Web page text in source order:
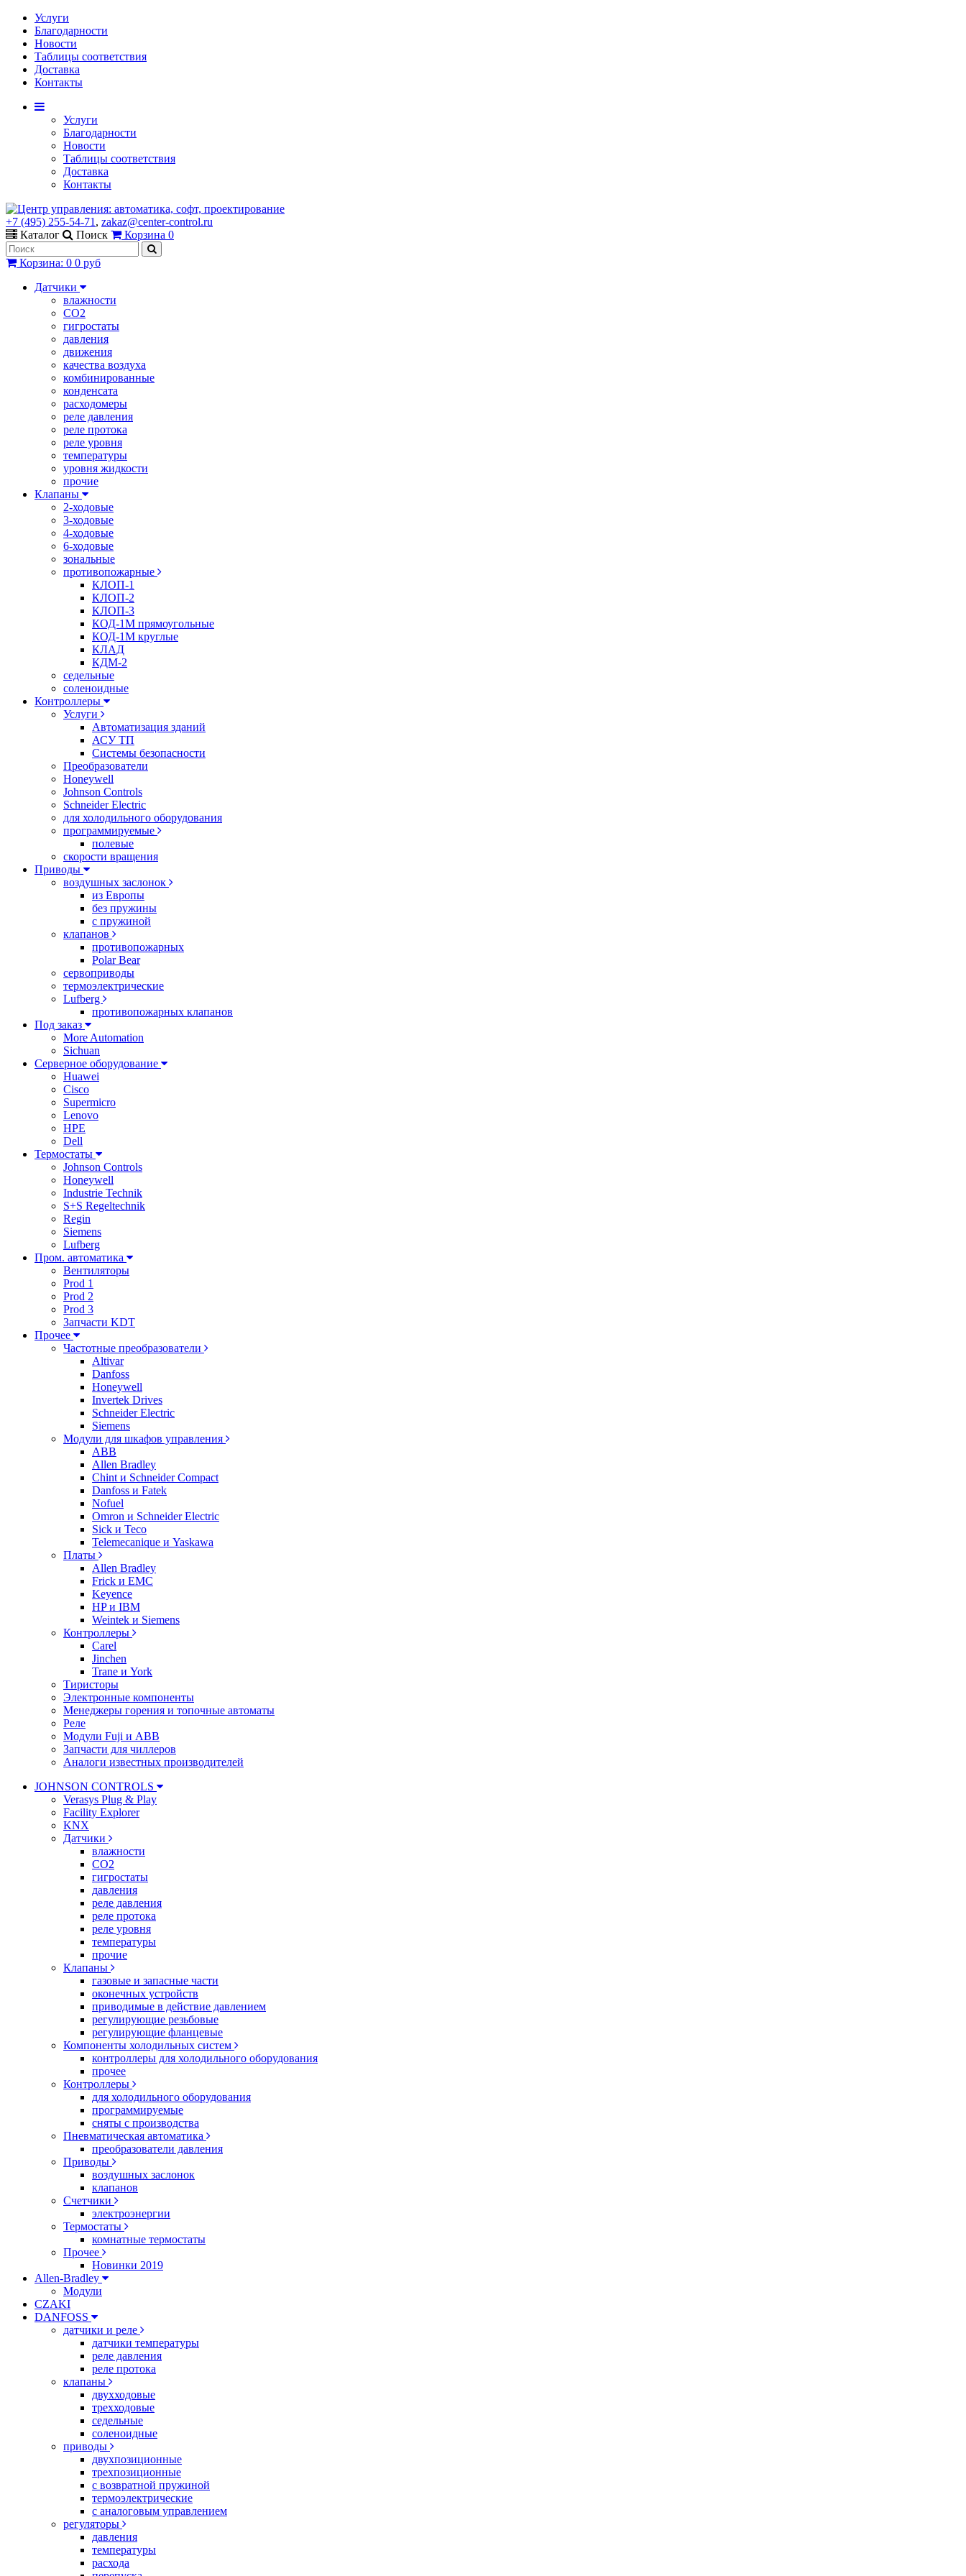
Услуги
Благодарности
Новости
Таблицы соответствия
Доставка
Контакты
Услуги
Благодарности
Новости
Таблицы соответствия
Доставка
Контакты
+7 (495) 255-54-71 , zakaz@center-control.ru
Каталог
Поиск Корзина 0
Корзина: 0 0 руб
Датчики
влажности
CO2
гигростаты
давления
движения
качества воздуха
комбинированные
конденсата
расходомеры
реле давления
реле протока
реле уровня
температуры
уровня жидкости
прочие
Клапаны
2-ходовые
3-ходовые
4-ходовые
6-ходовые
зональные
противопожарные
КЛОП-1
КЛОП-2
КЛОП-3
КОД-1М прямоугольные
КОД-1М круглые
КЛАД
КДМ-2
седельные
соленоидные
Контроллеры
Услуги
Автоматизация зданий
АСУ ТП
Системы безопасности
Преобразователи
Honeywell
Johnson Controls
Schneider Electric
для холодильного оборудования
программируемые
полевые
скорости вращения
Приводы
воздушных заслонок
из Европы
без пружины
с пружиной
клапанов
противопожарных
Polar Bear
сервоприводы
термоэлектрические
Lufberg
противопожарных клапанов
Под заказ
More Automation
Sichuan
Серверное оборудование
Huawei
Cisco
Supermicro
Lenovo
HPE
Dell
Термостаты
Johnson Controls
Honeywell
Industrie Technik
S+S Regeltechnik
Regin
Siemens
Lufberg
Пром. автоматика
Вентиляторы
Prod 1
Prod 2
Prod 3
Запчасти KDT
Прочее
Частотные преобразователи
Altivar
Danfoss
Honeywell
Invertek Drives
Schneider Electric
Siemens
Модули для шкафов управления
ABB
Allen Bradley
Chint и Schneider Compact
Danfoss и Fatek
Nofuel
Omron и Schneider Electric
Sick и Teco
Telemecanique и Yaskawa
Платы
Allen Bradley
Frick и EMC
Keyence
HP и IBM
Weintek и Siemens
Контроллеры
Carel
Jinchen
Trane и York
Тиристоры
Электронные компоненты
Менеджеры горения и топочные автоматы
Реле
Модули Fuji и ABB
Запчасти для чиллеров
Аналоги известных производителей
JOHNSON CONTROLS
Verasys Plug & Play
Facility Explorer
KNX
Датчики
влажности
CO2
гигростаты
давления
реле давления
реле протока
реле уровня
температуры
прочие
Клапаны
газовые и запасные части
оконечных устройств
приводимые в действие давлением
регулирующие резьбовые
регулирующие фланцевые
Компоненты холодильных систем
контроллеры для холодильного оборудования
прочее
Контроллеры
для холодильного оборудования
программируемые
сняты с производства
Пневматическая автоматика
преобразователи давления
Приводы
воздушных заслонок
клапанов
Счетчики
электроэнергии
Термостаты
комнатные термостаты
Прочее
Новинки 2019
Allen-Bradley
Модули
CZAKI
DANFOSS
датчики и реле
датчики температуры
реле давления
реле протока
клапаны
двухходовые
трехходовые
седельные
соленоидные
приводы
двухпозиционные
трехпозиционные
с возвратной пружиной
термоэлектрические
с аналоговым управлением
регуляторы
давления
температуры
расхода